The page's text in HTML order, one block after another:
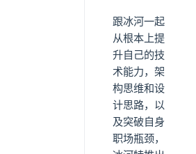
跟冰河一起
从根本上提
升自己的技
术能力，架
构思维和设
计思路，以
及突破自身
职场瓶颈，